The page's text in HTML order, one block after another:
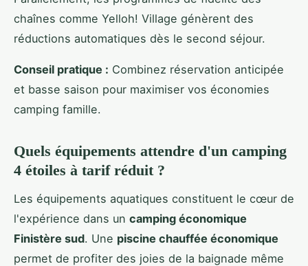
chaînes comme Yelloh! Village génèrent des
réductions automatiques dès le second séjour.
Conseil pratique : Combinez réservation anticipée
et basse saison pour maximiser vos économies
camping famille.
Quels équipements attendre d'un camping
4 étoiles à tarif réduit ?
Les équipements aquatiques constituent le cœur de
l'expérience dans un camping économique
Finistère sud. Une piscine chauffée économique
permet de profiter des joies de la baignade même